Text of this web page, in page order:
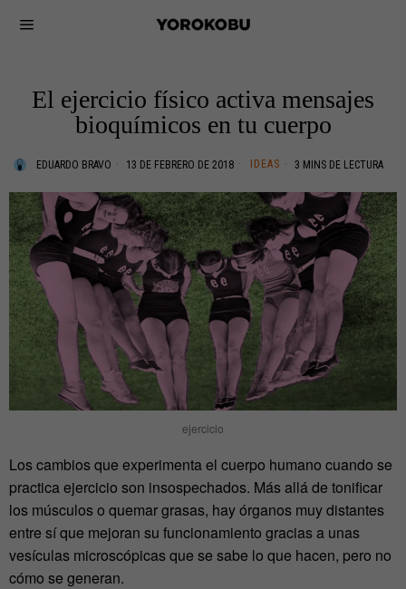
El ejercicio físico activa mensajes
bioquímicos en tu cuerpo
EDUARDO BRAVO 13 DE FEBRERO DE 2018 IDEAS 3 MINS DE LECTURA
ejercicio
Los cambios que experimenta el cuerpo humano cuando se
practica ejercicio son insospechados. Más allá de tonificar
los músculos o quemar grasas, hay órganos muy distantes
entre sí que mejoran su funcionamiento gracias a unas
vesículas microscópicas que se sabe lo que hacen, pero no
cómo se generan.